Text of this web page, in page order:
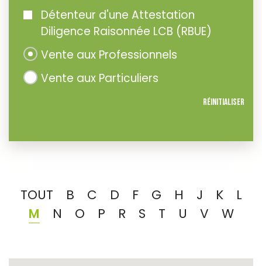
Détenteur d'une Attestation
Diligence Raisonnée LCB (RBUE)
Vente aux Professionnels
Vente aux Particuliers
Réinitialiser
TOUT B C D F G H J K
L
M
N O P R S T U V W